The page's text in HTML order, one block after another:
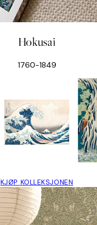
Hokusai
1760-1849
KJØP KOLLEKSJONEN